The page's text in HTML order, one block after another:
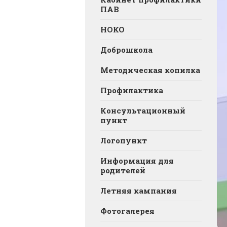
ПАВ
НОКО
Доброшкола
Методическая копилка
Профилактика
Консультационный
пункт
Логопункт
Информация для
родителей
Летняя кампания
Фотогалерея